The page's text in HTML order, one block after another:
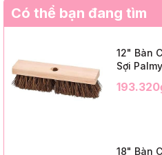
Có thể bạn đang tìm
12" Bàn
Sợi
Trim)
18" Bàn